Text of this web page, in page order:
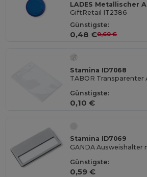
GiftRetail IT2386
Günstigste:
0,48 €0,60 €
Stamina ID7068
Günstigste:
0,10 €
Stamina ID7069
Günstigste:
0,59 €